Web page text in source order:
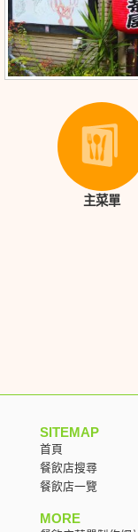
主菜單
SITEMAP
首頁
餐飲店搜尋
餐飲店一覽
MORE